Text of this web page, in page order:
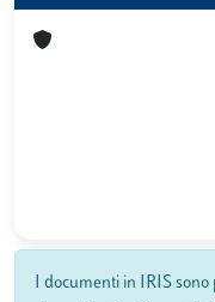
I documenti in IRIS